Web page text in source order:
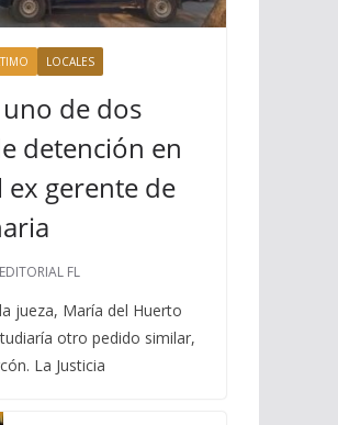
LOCALES
uno de dos
detención en
gerente de
EDITORIAL FL
jueza, María del Huerto
otro pedido similar,
La Justicia